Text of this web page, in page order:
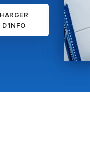
D'INFO